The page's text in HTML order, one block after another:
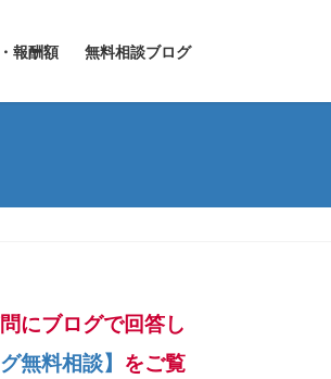
報酬額 無料相談ブログ
にブログで回答し
無料相談】 をご覧